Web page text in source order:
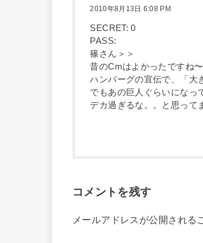
2010年8月13日 6:08 PM
SECRET: 0
PASS:
篠さん＞＞
昔のCmはよかったですね〜
ハンバーグの宣伝で、「大
でもあの巨人ぐらいになっ
デカ過ぎるな。。と思って
コメントを残す
メールアドレスが公開される